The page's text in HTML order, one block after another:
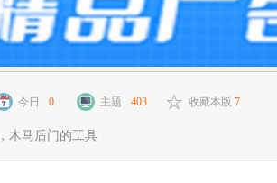
今日 0 主题 403 收藏本版 7
木马后门的工具